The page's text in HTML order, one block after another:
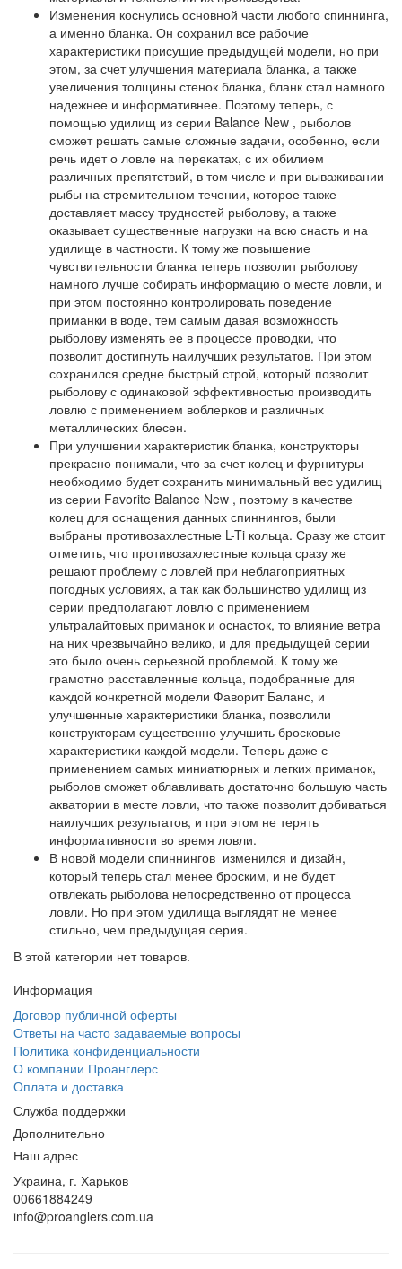
Изменения коснулись основной части любого спиннинга,
а именно бланка. Он сохранил все рабочие
характеристики присущие предыдущей модели, но при
этом, за счет улучшения материала бланка, а также
увеличения толщины стенок бланка, бланк стал намного
надежнее и информативнее. Поэтому теперь, с
помощью удилищ из серии Balance New , рыболов
сможет решать самые сложные задачи, особенно, если
речь идет о ловле на перекатах, с их обилием
различных препятствий, в том числе и при вываживании
рыбы на стремительном течении, которое также
доставляет массу трудностей рыболову, а также
оказывает существенные нагрузки на всю снасть и на
удилище в частности. К тому же повышение
чувствительности бланка теперь позволит рыболову
намного лучше собирать информацию о месте ловли, и
при этом постоянно контролировать поведение
приманки в воде, тем самым давая возможность
рыболову изменять ее в процессе проводки, что
позволит достигнуть наилучших результатов. При этом
сохранился средне быстрый строй, который позволит
рыболову с одинаковой эффективностью производить
ловлю с применением воблерков и различных
металлических блесен.
При улучшении характеристик бланка, конструкторы
прекрасно понимали, что за счет колец и фурнитуры
необходимо будет сохранить минимальный вес удилищ
из серии Favorite Balance New , поэтому в качестве
колец для оснащения данных спиннингов, были
выбраны противозахлестные L-Ti кольца. Сразу же стоит
отметить, что противозахлестные кольца сразу же
решают проблему с ловлей при неблагоприятных
погодных условиях, а так как большинство удилищ из
серии предполагают ловлю с применением
ультралайтовых приманок и оснасток, то влияние ветра
на них чрезвычайно велико, и для предыдущей серии
это было очень серьезной проблемой. К тому же
грамотно расставленные кольца, подобранные для
каждой конкретной модели Фаворит Баланс, и
улучшенные характеристики бланка, позволили
конструкторам существенно улучшить бросковые
характеристики каждой модели. Теперь даже с
применением самых миниатюрных и легких приманок,
рыболов сможет облавливать достаточно большую часть
акватории в месте ловли, что также позволит добиваться
наилучших результатов, и при этом не терять
информативности во время ловли.
В новой модели спиннингов изменился и дизайн,
который теперь стал менее броским, и не будет
отвлекать рыболова непосредственно от процесса
ловли. Но при этом удилища выглядят не менее
стильно, чем предыдущая серия.
В этой категории нет товаров.
Информация
Договор публичной оферты
Ответы на часто задаваемые вопросы
Политика конфиденциальности
О компании Проанглерс
Оплата и доставка
Служба поддержки
Дополнительно
Наш адрес
Украина, г. Харьков
00661884249
info@proanglers.com.ua